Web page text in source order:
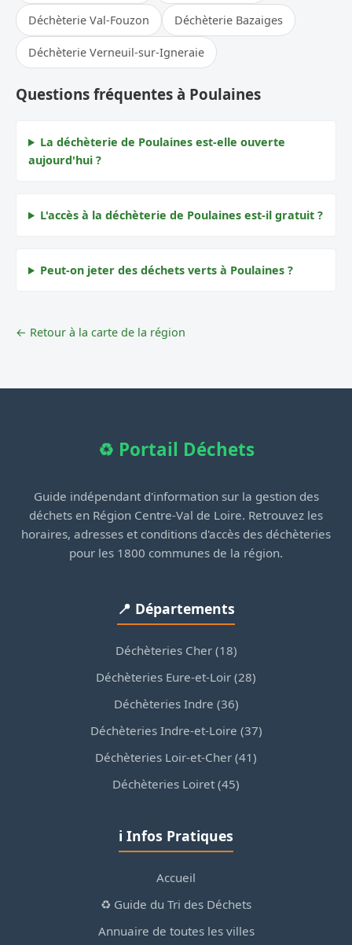
Déchèterie Val-Fouzon Déchèterie Bazaiges
Déchèterie Verneuil-sur-Igneraie
Questions fréquentes à Poulaines
La déchèterie de Poulaines est-elle ouverte
aujourd'hui ?
L'accès à la déchèterie de Poulaines est-il gratuit ?
Peut-on jeter des déchets verts à Poulaines ?
← Retour à la carte de la région
♻️ Portail Déchets
Guide indépendant d'information sur la gestion des
déchets en Région Centre-Val de Loire. Retrouvez les
horaires, adresses et conditions d'accès des déchèteries
pour les 1800 communes de la région.
📍 Départements
Déchèteries Cher (18)
Déchèteries Eure-et-Loir (28)
Déchèteries Indre (36)
Déchèteries Indre-et-Loire (37)
Déchèteries Loir-et-Cher (41)
Déchèteries Loiret (45)
ℹ️ Infos Pratiques
Accueil
♻️ Guide du Tri des Déchets
Annuaire de toutes les villes